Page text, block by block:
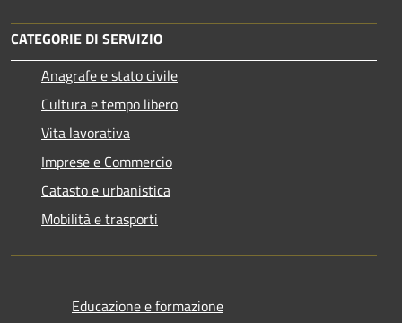
CATEGORIE DI SERVIZIO
Anagrafe e stato civile
Cultura e tempo libero
Vita lavorativa
Imprese e Commercio
Catasto e urbanistica
Mobilità e trasporti
Educazione e formazione